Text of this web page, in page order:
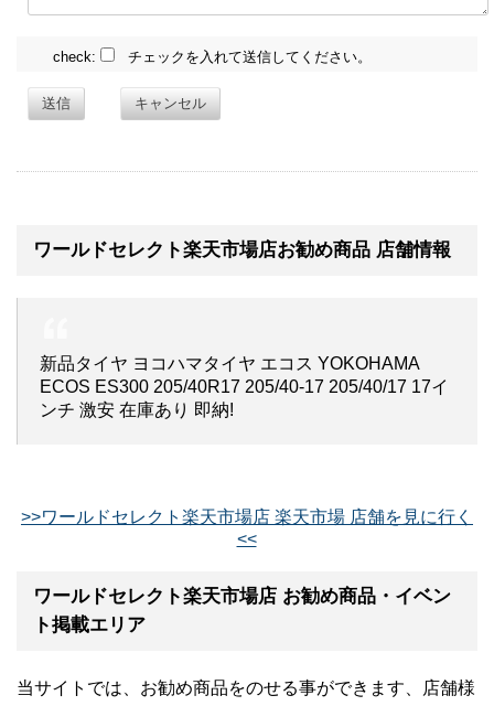
check: チェックを入れて送信してください。
送信 キャンセル
ワールドセレクト楽天市場店お勧め商品 店舗情報
新品タイヤ ヨコハマタイヤ エコス YOKOHAMA
ECOS ES300 205/40R17 205/40-17 205/40/17 17イ
ンチ 激安 在庫あり 即納!
>>ワールドセレクト楽天市場店 楽天市場 店舗を見に行く
<<
ワールドセレクト楽天市場店 お勧め商品・イベン
ト掲載エリア
当サイトでは、お勧め商品をのせる事ができます、店舗様